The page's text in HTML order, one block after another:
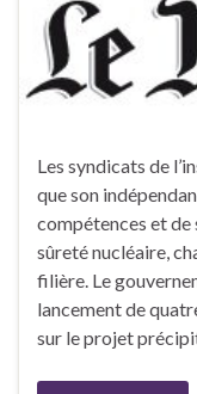
Les syndicats de
que son
compétences et de
sûreté nucléaire,
filière. Le
lancement de
sur le projet